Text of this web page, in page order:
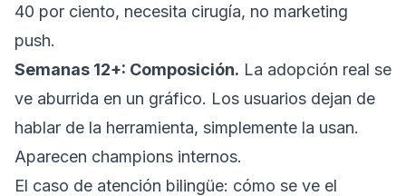
40 por ciento, necesita cirugía, no marketing
push.
Semanas 12+: Composición. La adopción real se
ve aburrida en un gráfico. Los usuarios dejan de
hablar de la herramienta, simplemente la usan.
Aparecen champions internos.
El caso de atención bilingüe: cómo se ve el